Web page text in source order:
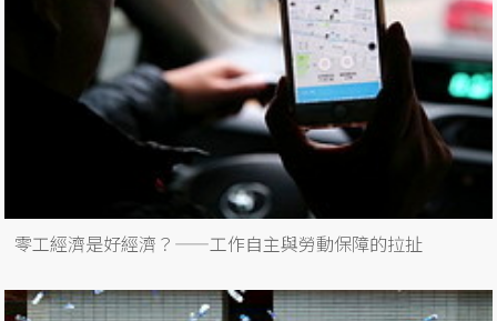
零工經濟是好經濟？——工作自主與勞動保障的拉扯